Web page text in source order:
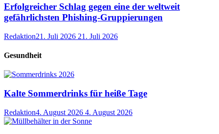
Erfolgreicher Schlag gegen eine der weltweit
gefährlichsten Phishing-Gruppierungen
Redaktion21. Juli 2026 21. Juli 2026
Gesundheit
Kalte Sommerdrinks für heiße Tage
Redaktion4. August 2026 4. August 2026